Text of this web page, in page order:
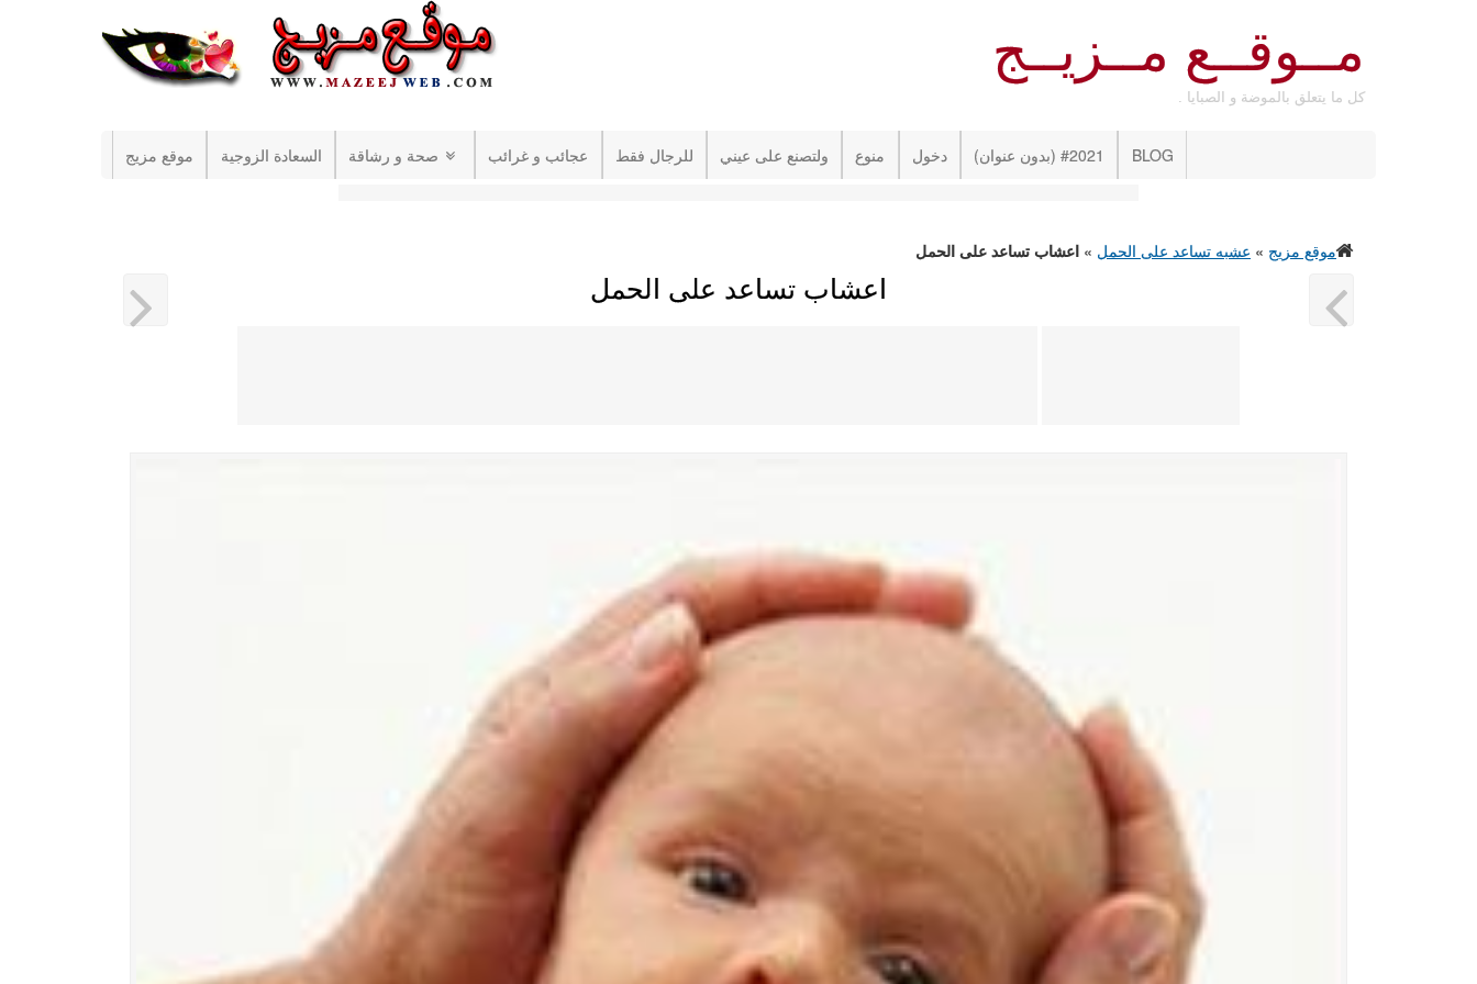
مــوقــع مــزيــج
كل ما يتعلق بالموضة و الصبايا .
موقع مزيج السعادة الزوجية صحة و رشاقة عجائب و غرائب للرجال فقط ولتصنع على عيني منوع دخول #2021 (بدون عنوان) BLOG
موقع مزيج » عشبه تساعد على الحمل » اعشاب تساعد على الحمل
اعشاب تساعد على الحمل